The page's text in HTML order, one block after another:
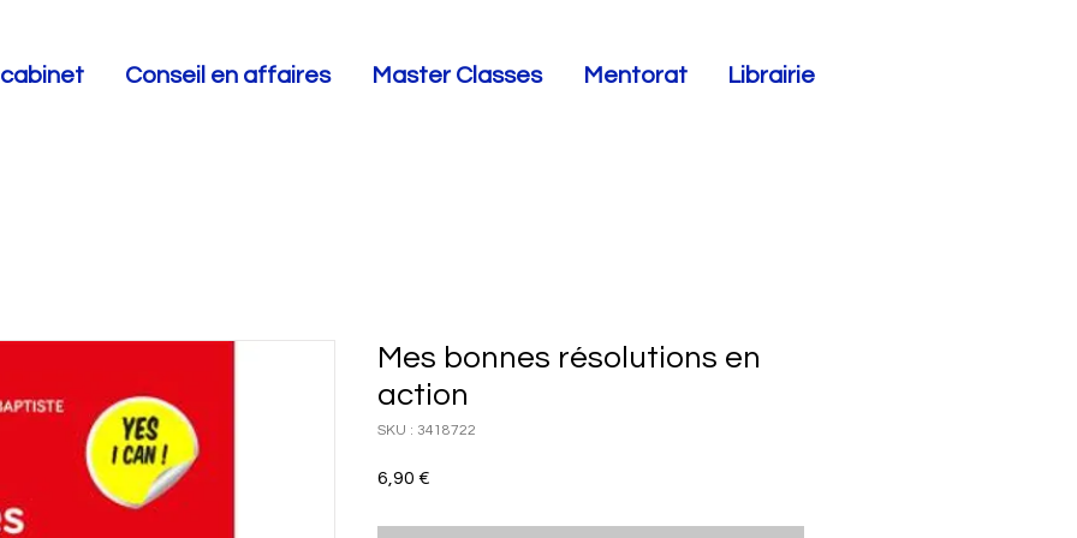
Conseil en affaires Master Classes Mentorat Librairie
Mes bonnes résolutions en
action
SKU : 3418722
6,90 €